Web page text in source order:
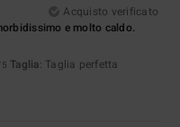
Acquisto verificato
e molto caldo.
Taglia: Taglia perfetta